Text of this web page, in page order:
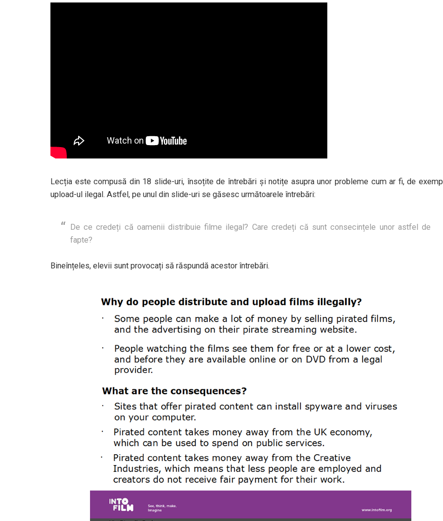
Lecția este compusă din 18 slide-uri, însoțite de întrebări și notițe asupra unor probleme cum ar fi, de
upload-ul ilegal. Astfel, pe unul din slide-uri se găsesc următoarele întrebări:
De ce credeți că oamenii distribuie filme ilegal? Care credeți că sunt consecințele unor astfel de
fapte?
Bineînțeles, elevii sunt provocați să răspundă acestor întrebări.